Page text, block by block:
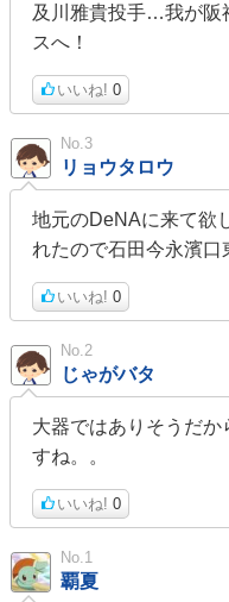
及川雅貴投手…我が阪
スへ！
いいね! 0
No.3
リョウタロウ
地元のDeNAに来て欲
れたので石田今永濱
いいね! 0
No.2
じゃがバタ
大器ではありそうだ
すね。。
いいね! 0
No.1
覇夏